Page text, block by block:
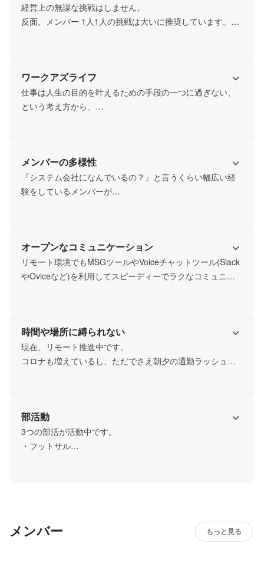
経営上の無謀な挑戦はしません。
反面、メンバー 1人1人の挑戦は大いに推奨しています。
前向きな失敗は笑いに変えちゃいましょう！
失敗なくして成長はありません。どんどん失敗してくださ
い。
私たちは、失敗を恐れず、
挑戦する気持ち、継続する気持ち、努力する気持ちを大切
にしていきます。
ワークアズライフ
仕事は人生の目的を叶えるための手段の一つに過ぎない、
という考え方から、
でも、その中でも目の前の仕事の中に楽しさを見つけ出
し、
一緒に成長してくれる仲間を求めています。
メンバーの多様性
『システム会社になんでいるの？』と言うくらい幅広い経
験をしているメンバーが
相互に学ぶ姿勢を持つことが、新しい”何か”を生み出す糧に
なると思っています。
オープンなコミュニケーション
リモート環境でもMSGツールやVoiceチャットツール(Slack
やOviceなど)を利用してスピーディーでラクなコミュニケ
時間や場所に縛られない
現在、リモート推進中です。
コロナも増えているし、ただでさえ朝夕の通勤ラッシュは
テレワークに切り替わってきていますよ。
部活動
3つの部活が活動中です。
・フットサル
メンバー もっと見る